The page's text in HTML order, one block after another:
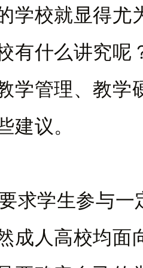
学校就显得尤
有什么讲究呢
学管理、教学
建议。
求学生参与一
成人高校均面